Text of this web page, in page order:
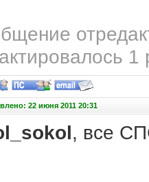
1
22 июня 2011 20:31
, все